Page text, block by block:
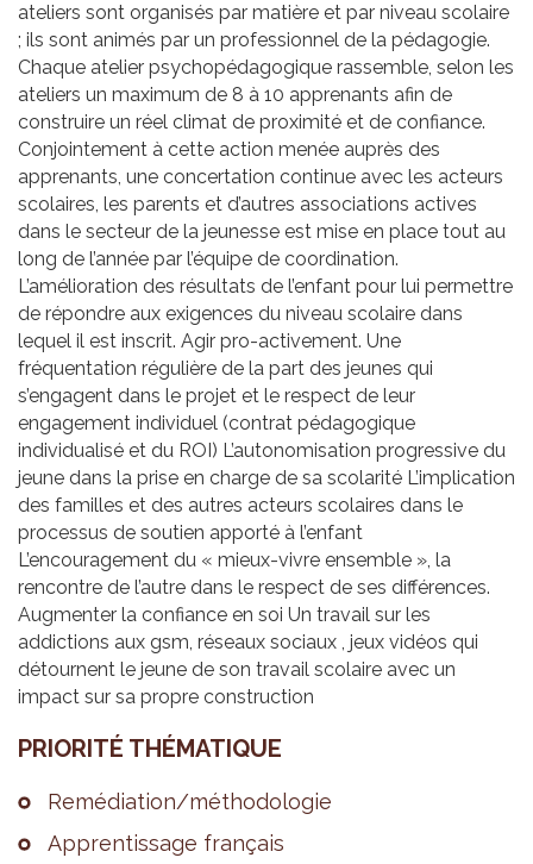
ateliers sont organisés par matière et par niveau scolaire
; ils sont animés par un professionnel de la pédagogie.
Chaque atelier psychopédagogique rassemble, selon les
ateliers un maximum de 8 à 10 apprenants afin de
construire un réel climat de proximité et de confiance.
Conjointement à cette action menée auprès des
apprenants, une concertation continue avec les acteurs
scolaires, les parents et d’autres associations actives
dans le secteur de la jeunesse est mise en place tout au
long de l’année par l’équipe de coordination.
L’amélioration des résultats de l’enfant pour lui permettre
de répondre aux exigences du niveau scolaire dans
lequel il est inscrit. Agir pro-activement. Une
fréquentation régulière de la part des jeunes qui
s’engagent dans le projet et le respect de leur
engagement individuel (contrat pédagogique
individualisé et du ROI) L’autonomisation progressive du
jeune dans la prise en charge de sa scolarité L’implication
des familles et des autres acteurs scolaires dans le
processus de soutien apporté à l’enfant
L’encouragement du « mieux-vivre ensemble », la
rencontre de l’autre dans le respect de ses différences.
Augmenter la confiance en soi Un travail sur les
addictions aux gsm, réseaux sociaux , jeux vidéos qui
détournent le jeune de son travail scolaire avec un
impact sur sa propre construction
PRIO­RITÉ THÉ­MA­TIQUE
Remé­dia­tion/métho­do­lo­gie
Appren­tis­sage fran­çais